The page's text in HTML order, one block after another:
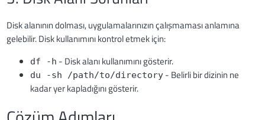
Disk alanının dolması, uygulamalarınızın çalışmaması anlamına
gelebilir. Disk kullanımını kontrol etmek için:
df -h - Disk alanı kullanımını gösterir.
du -sh /path/to/directory - Belirli bir dizinin ne
kadar yer kapladığını gösterir.